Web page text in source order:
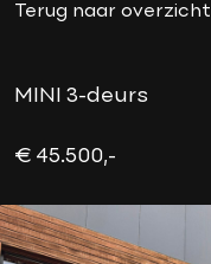
Terug naar overzicht
MINI 3-deurs
€ 45.500,-